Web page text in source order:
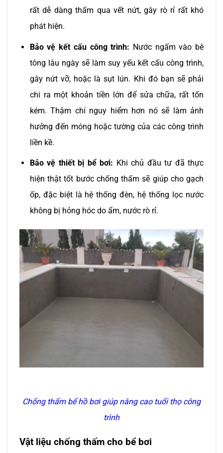
rất dễ dàng thấm qua vết nứt, gây rò rỉ rất khó
phát hiện.
Bảo vệ kết cấu công trình: Nước ngấm vào bê
tông lâu ngày sẽ làm suy yếu kết cấu công trình,
gây nứt vỡ, hoặc là sụt lún. Khi đó bạn sẽ phải
chi ra một khoản tiền lớn để sửa chữa, rất tốn
kém. Thậm chí nguy hiểm hơn nó sẽ làm ảnh
hưởng đến móng hoặc tường của các công trình
liền kề.
Bảo vệ thiết bị bể bơi: Khi chủ đầu tư đã thực
hiện thật tốt bước chống thấm sẽ giúp cho gạch
ốp, đặc biệt là hệ thống đèn, hệ thống lọc nước
không bị hỏng hóc do ẩm, nước rò rỉ.
Chống thấm bể hồ bơi giúp nâng cao tuổi thọ công
trình
Vật liệu chống thấm cho bể bơi